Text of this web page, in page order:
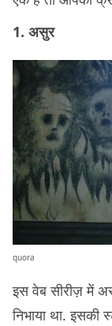
1. असुर
quora
इस वेब सीरीज़ में
निभाया था. इसकी